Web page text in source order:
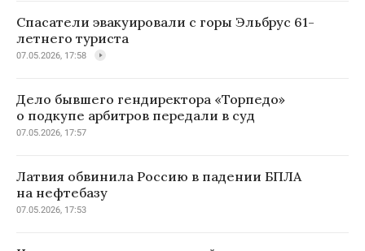
Спасатели эвакуировали с горы Эльбрус 61-
летнего туриста
07.05.2026, 17:58
Дело бывшего гендиректора «Торпедо»
о подкупе арбитров передали в суд
07.05.2026, 17:57
Латвия обвинила Россию в падении БПЛА
на нефтебазу
07.05.2026, 17:53